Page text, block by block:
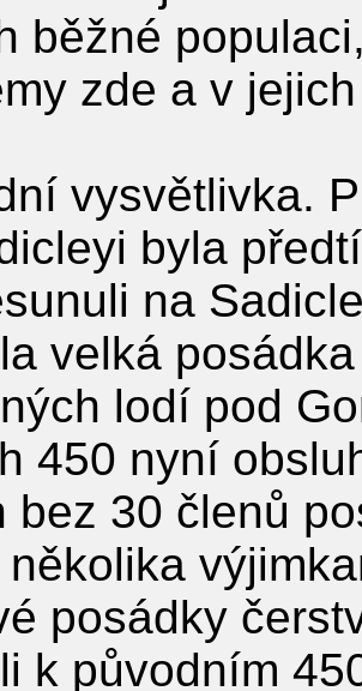
běžné
zde a v
vysvětlivka.
byla
na
velká
lodí pod
450 nyní
bez 30 členů
několika
posádky
k původním